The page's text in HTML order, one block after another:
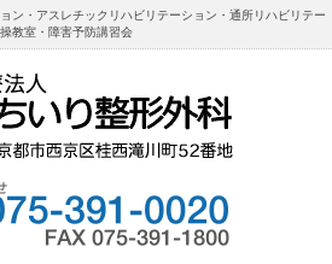
ン・アスレチックリハビリテーション・通所リハビリテー
教室・障害予防講習会